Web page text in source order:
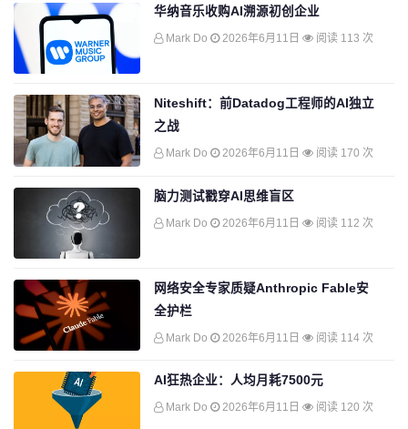
华纳音乐收购AI溯源初创企业
Mark Do 2026年6月11日 阅读 113 次
Niteshift：前Datadog工程师的AI独立
之战
Mark Do 2026年6月11日 阅读 170 次
脑力测试戳穿AI思维盲区
Mark Do 2026年6月11日 阅读 112 次
网络安全专家质疑Anthropic Fable安
全护栏
Mark Do 2026年6月11日 阅读 114 次
AI狂热企业：人均月耗7500元
Mark Do 2026年6月11日 阅读 120 次